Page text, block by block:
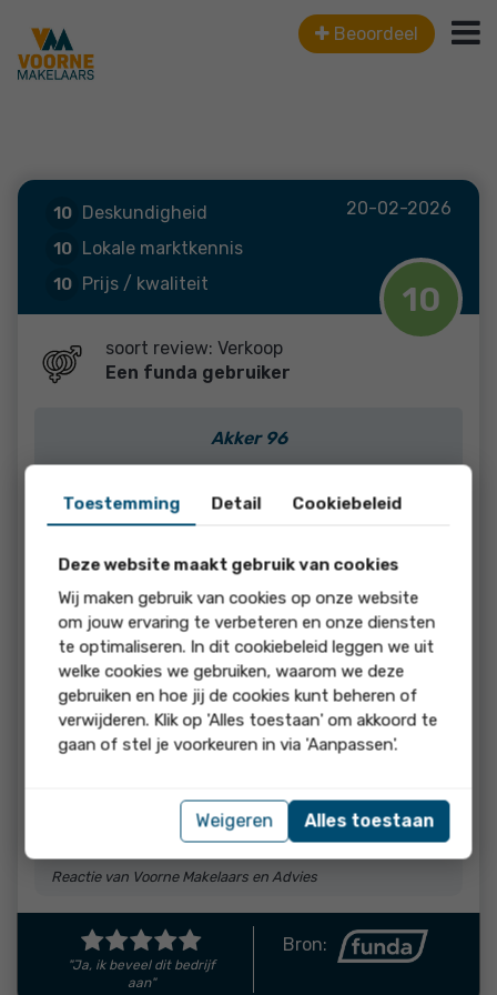
Beoordeel
20-02-2026
10
10 Deskundigheid
10 Lokale marktkennis
10 Prijs / kwaliteit
10 Service en begeleiding
soort review: Verkoop
Een funda gebruiker
Akker 96
beoordeling:
voorbereid. Service is uitstekend. Ook advies in zaken waar
hij niet voor was ingehuurd. Heel prettig
reactie
Ontzettend bedankt voor deze prachtige score en
je mooie woorden! Ik vond het erg fijn om je te
mogen begeleiden bij de verkoop van de Akker 96.
Juist dat stapje extra zetten — ook bij zaken
veel succes met je volgende stappen en bedankt
voor het vertrouwen!
Reactie van Voorne Makelaars en Advies
"Ja, ik beveel dit bedrijf
aan"
Bron:
Toestemming Detail Cookiebeleid
Deze website maakt gebruik van cookies
Wij maken gebruik van cookies op onze website
om jouw ervaring te verbeteren en onze diensten
te optimaliseren. In dit cookiebeleid leggen we uit
welke cookies we gebruiken, waarom we deze
gebruiken en hoe jij de cookies kunt beheren of
verwijderen. Klik op 'Alles toestaan' om akkoord te
gaan of stel je voorkeuren in via 'Aanpassen'.
Weigeren Alles toestaan